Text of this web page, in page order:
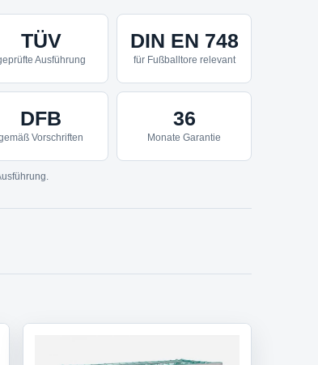
TÜV
Ausführung
DIN EN 748
für Fußballtore relevant
DFB
Vorschriften
36
Monate Garantie